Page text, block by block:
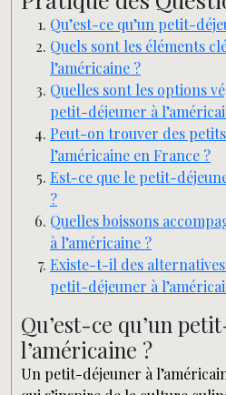
Qu’est-ce qu’un petit-
Quels sont les éléments
l’américaine ?
Quelles sont les options
petit-déjeuner à
Peut-on trouver des
l’américaine en France ?
Est-ce que le petit-
?
Quelles boissons
à l’américaine ?
Existe-t-il des
petit-déjeuner à
Qu’est-ce qu’un
l’américaine ?
Un petit-déjeuner à